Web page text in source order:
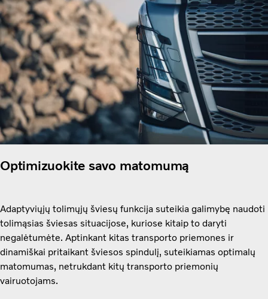
Optimizuokite savo matomumą
Adaptyviųjų tolimųjų šviesų funkcija suteikia galimybę naudoti
tolimąsias šviesas situacijose, kuriose kitaip to daryti
negalėtumėte. Aptinkant kitas transporto priemones ir
dinamiškai pritaikant šviesos spindulį, suteikiamas optimalų
matomumas, netrukdant kitų transporto priemonių
vairuotojams.